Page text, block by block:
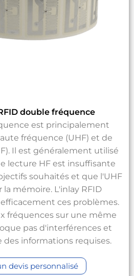
double fréquence
est principalement
fréquence (UHF) et de
Il est généralement utilisé
lecture HF est insuffisante
souhaités et que l'UHF
mémoire. L'inlay RFID
ces problèmes.
fréquences sur une même
pas d'interférences et
des informations requises.
devis personnalisé